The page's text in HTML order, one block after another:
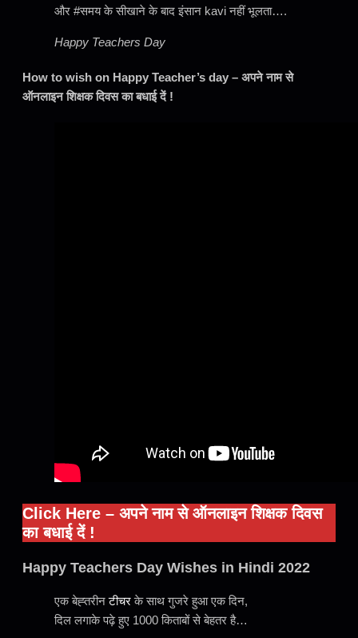
और #समय के सीखाने के बाद इंसान kavi नहीं भूलता….
Happy Teachers Day
How to wish on Happy Teacher’s day – अपने नाम से
ऑनलाइन शिक्षक दिवस का बधाई दें !
Click Here – अपने नाम से ऑनलाइन शिक्षक दिवस
का बधाई दें !
Happy Teachers Day Wishes in Hindi 2022
एक बेह्तरीनटीचरके साथ गुजरे हुआ एक दिन,
दिल लगाके पढ़े हुए 1000 किताबों से बेहतर है…